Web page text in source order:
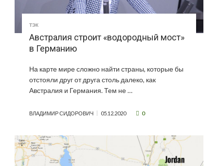
ТЭК
Австралия строит «водородный мост»
в Германию
На карте мире сложно найти страны, которые бы
отстояли друг от друга столь далеко, как
Австралия и Германия. Тем не …
ВЛАДИМИР СИДОРОВИЧ 05.12.2020 0